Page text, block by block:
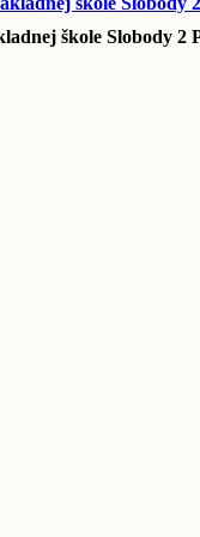
škole Slobody 2